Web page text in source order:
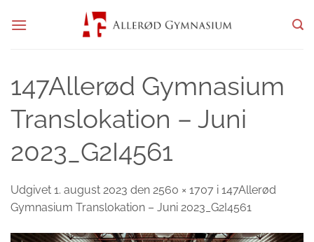
147Allerød Gymnasium
Translokation – Juni
2023_G2I4561
Udgivet 1. august 2023 den 2560 × 1707 i 147Allerød
Gymnasium Translokation – Juni 2023_G2I4561